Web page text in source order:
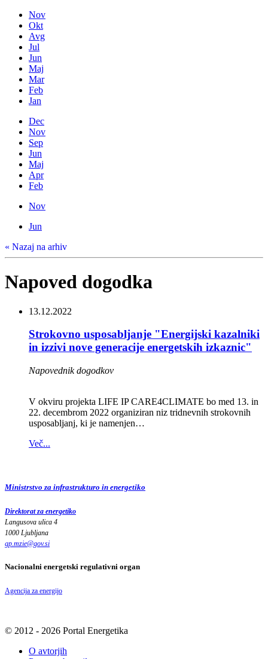
Nov
Okt
Avg
Jul
Jun
Maj
Mar
Feb
Jan
Dec
Nov
Sep
Jun
Maj
Apr
Feb
Nov
Jun
« Nazaj na arhiv
Napoved dogodka
13.12.2022
Strokovno usposabljanje "Energijski kazalniki
in izzivi nove generacije energetskih izkaznic"
Napovednik dogodkov
V okviru projekta LIFE IP CARE4CLIMATE bo med 13. in
22. decembrom 2022 organiziran niz tridnevnih strokovnih
usposabljanj, ki je namenjen…
Več...
Ministrstvo za infrastrukturo in energetiko
Direktorat za energetiko
Langusova ulica 4
1000 Ljubljana
gp.mzie@gov.si
Nacionalni energetski regulativni organ
Agencija za energijo
© 2012 - 2026 Portal Energetika
O avtorjih